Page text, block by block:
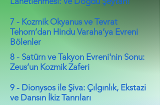
7 - Kozmik Okyanus ve Tevrat
Tehom’dan Hindu Varaha’ya Evreni
Bölenler
8 - Satürn ve Takyon Evreni'nin Sonu:
Zeus’un Kozmik Zaferi
9 - Dionysos ile Şiva: Çılgınlık, Ekstazi
ve Dansın İkiz Tanrıları